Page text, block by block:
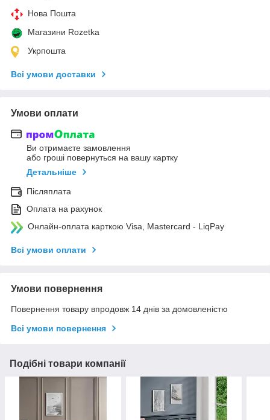
Нова Пошта
Магазини Rozetka
Укрпошта
Всі умови доставки
Умови оплати
Ви отримаєте замовлення
або гроші повернуться на вашу картку
Детальніше
Післяплата
Оплата на рахунок
Онлайн-оплата карткою Visa, Mastercard - LiqPay
Всі умови оплати
Умови повернення
Повернення товару впродовж 14 днів за домовленістю
Всі умови повернення
Подібні товари компанії